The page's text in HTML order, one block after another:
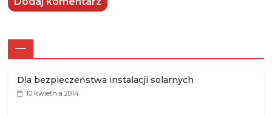
—
Dla bezpieczeństwa instalacji solarnych
10 kwietnia 2014